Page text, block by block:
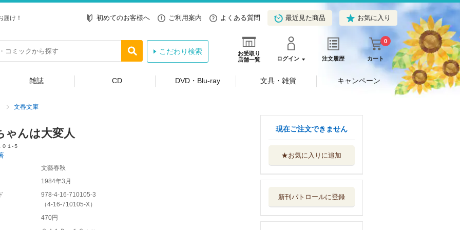
け！ 初めてのお客様へ ご利用案内 よくある質問 最近見た商品 お気に入り
お受取り
店舗一覧
ログイン 注文履歴 カート
0
こだわり検索
雑誌 CD DVD・Blu-ray 文具・雑貨 キャンペーン
文春文庫
ゃんは大変人
１‐５
文藝春秋
1984年3月
978-4-16-710105-3
（4-16-710105-X）
470円
現在ご注文できません
★お気に入りに追加
新刊パトロールに登録
人間とマンボウ
中央公論新社
憂行日記